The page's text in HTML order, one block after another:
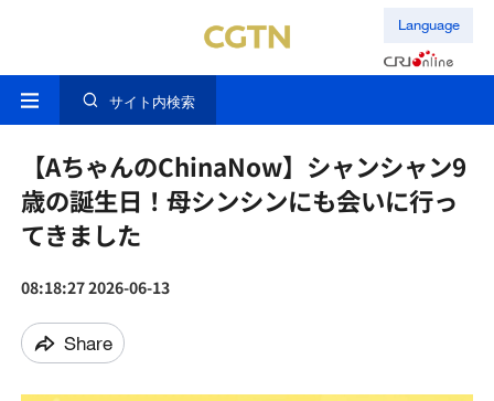
Language
サイト内検索
【AちゃんのChinaNow】シャンシャン9
歳の誕生日！母シンシンにも会いに行っ
てきました
08:18:27 2026-06-13
Share